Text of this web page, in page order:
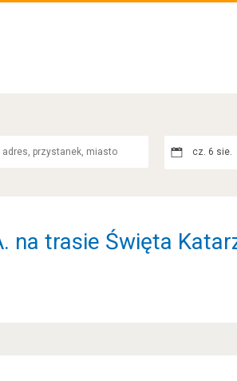
cz. 6 sie.
na trasie Święta